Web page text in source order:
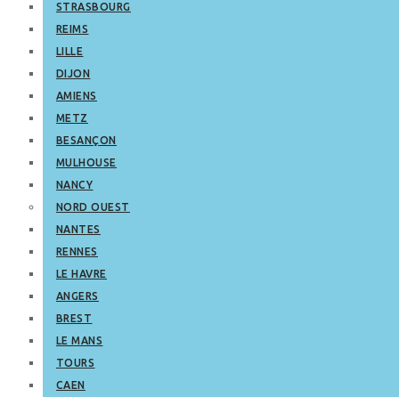
STRASBOURG
REIMS
LILLE
DIJON
AMIENS
METZ
BESANÇON
MULHOUSE
NANCY
NORD OUEST
NANTES
RENNES
LE HAVRE
ANGERS
BREST
LE MANS
TOURS
CAEN